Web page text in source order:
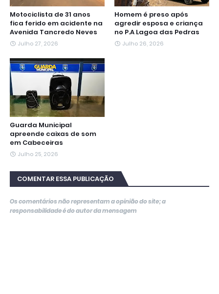
Motociclista de 31 anos
fica ferido em acidente na
Avenida Tancredo Neves
Julho 27, 2026
Homem é preso após
agredir esposa e criança
no P.A Lagoa das Pedras
Julho 26, 2026
Guarda Municipal
apreende caixas de som
em Cabeceiras
Julho 25, 2026
COMENTAR ESSA PUBLICAÇÃO
Os comentários não representam a opinião do site; a
responsabilidade é do autor da mensagem